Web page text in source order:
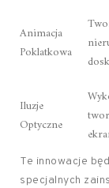
Animacja
Poklatkowa
Iluzje
Optyczne
Te innowacje
specjalnych